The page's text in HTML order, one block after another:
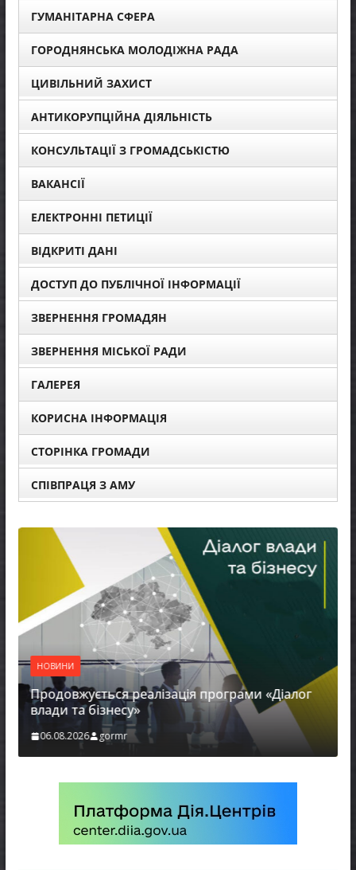
ГУМАНІТАРНА СФЕРА
ГОРОДНЯНСЬКА МОЛОДІЖНА РАДА
ЦИВІЛЬНИЙ ЗАХИСТ
АНТИКОРУПЦІЙНА ДІЯЛЬНІСТЬ
КОНСУЛЬТАЦІЇ З ГРОМАДСЬКІСТЮ
ВАКАНСІЇ
ЕЛЕКТРОННІ ПЕТИЦІЇ
ВІДКРИТІ ДАНІ
ДОСТУП ДО ПУБЛІЧНОЇ ІНФОРМАЦІЇ
ЗВЕРНЕННЯ ГРОМАДЯН
ЗВЕРНЕННЯ МІСЬКОЇ РАДИ
ГАЛЕРЕЯ
КОРИСНА ІНФОРМАЦІЯ
СТОРІНКА ГРОМАДИ
СПІВПРАЦЯ З АМУ
НОВИНИ
Продовжується реалізація програми «Діалог
влади та бізнесу»
06.08.2026 gormr